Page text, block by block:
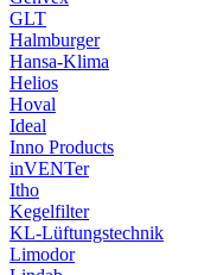
GLT
Halmburger
Hansa-Klima
Helios
Hoval
Ideal
Inno Products
inVENTer
Itho
Kegelfilter
KL-Lüftungstechnik
Limodor